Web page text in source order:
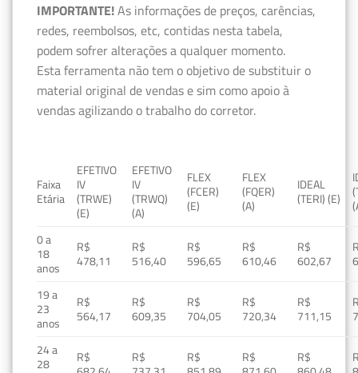
IMPORTANTE!As informações de preços, carências,
redes, reembolsos, etc, contidas nesta tabela,
podem sofrer alterações a qualquer momento.
Esta ferramenta não tem o objetivo de substituir o
material original de vendas e sim como apoio à
vendas agilizando o trabalho do corretor.
Faixa
Etária
EFETIVO
IV
(TRWE)
(E)
EFETIVO
IV
(TRWQ)
(A)
FLEX
(FCER)
(E)
FLEX
(FQER)
(A)
IDEAL
(TERI) (E)
0 a
18
anos
R$
478,11
R$
516,40
R$
596,65
R$
610,46
R$
602,67
19 a
23
anos
R$
564,17
R$
609,35
R$
704,05
R$
720,34
R$
711,15
24 a
28
R$
R$
R$
R$
R$